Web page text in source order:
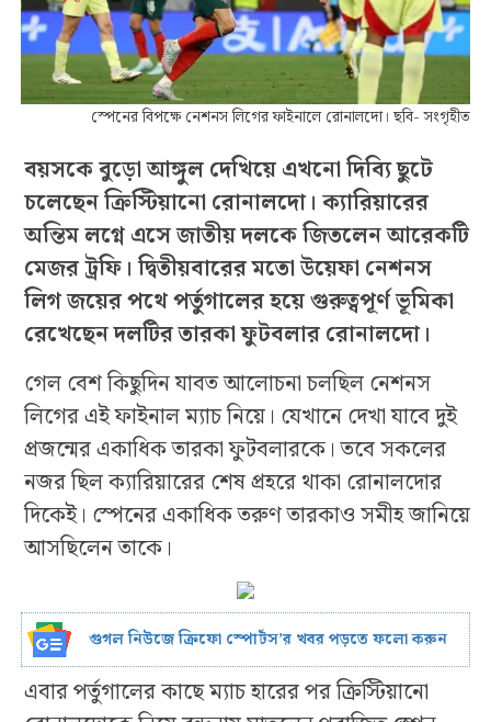
স্পেনের বিপক্ষে নেশনস লিগের ফাইনালে রোনালদো। ছবি- সংগৃহীত
বয়সকে বুড়ো আঙ্গুল দেখিয়ে এখনো দিব্যি ছুটে
চলেছেন ক্রিস্টিয়ানো রোনালদো। ক্যারিয়ারের
অন্তিম লগ্নে এসে জাতীয় দলকে জিতলেন আরেকটি
মেজর ট্রফি। দ্বিতীয়বারের মতো উয়েফা নেশনস
লিগ জয়ের পথে পর্তুগালের হয়ে গুরুত্বপূর্ণ ভূমিকা
রেখেছেন দলটির তারকা ফুটবলার রোনালদো।
গেল বেশ কিছুদিন যাবত আলোচনা চলছিল নেশনস
লিগের এই ফাইনাল ম্যাচ নিয়ে। যেখানে দেখা যাবে দুই
প্রজন্মের একাধিক তারকা ফুটবলারকে। তবে সকলের
নজর ছিল ক্যারিয়ারের শেষ প্রহরে থাকা রোনালদোর
দিকেই। স্পেনের একাধিক তরুণ তারকাও সমীহ জানিয়ে
আসছিলেন তাকে।
গুগল নিউজে ক্রিফো স্পোর্টস’র খবর পড়তে ফলো করুন
এবার পর্তুগালের কাছে ম্যাচ হারের পর ক্রিস্টিয়ানো